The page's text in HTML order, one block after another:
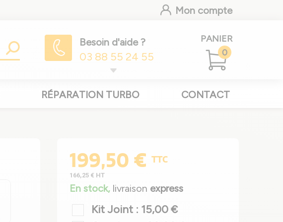
Mon compte
Besoin d'aide ?
03 88 55 24 55
PANIER
0
RÉPARATION TURBO CONTACT
199,50 € TTC
166,25 € HT
En stock, livraison express
Kit Joint : 15,00 €